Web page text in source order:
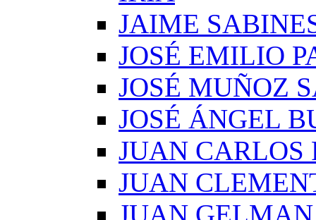
JAIME
JOSÉ EMILIO
JOSÉ MUÑOZ
JOSÉ ÁNGEL
JUAN CARLOS
JUAN
JUAN GELMAN